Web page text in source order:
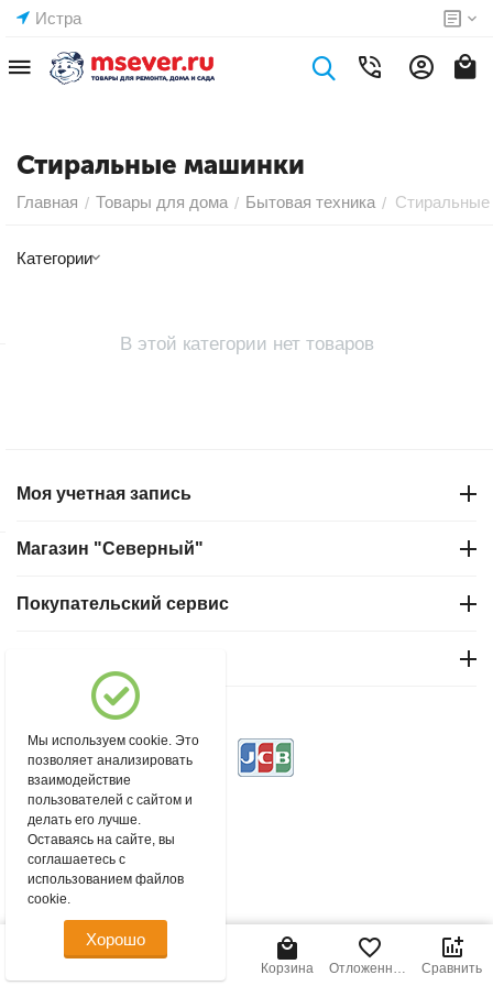
Истра
Стиральные машинки
Главная / Товары для дома / Бытовая техника /
Категории
В этой категории нет товаров
Моя учетная запись
Магазин "Северный"
Покупательский сервис
© 2004 - 2026 msever.ru.
Корзина
Отложенные
Сравнить
Мы используем cookie. Это
позволяет анализировать
взаимодействие
пользователей с сайтом и
делать его лучше.
Оставаясь на сайте, вы
соглашаетесь с
использованием файлов
cookie.
Хорошо